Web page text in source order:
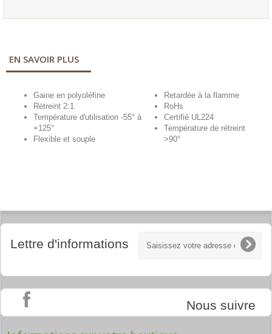
EN SAVOIR PLUS
Gaine en polyoléfine
Rétreint 2:1
Température d'utilisation -55° à
+125°
Flexible et souple
Retardée à la flamme
RoHs
Certifié UL224
Température de rétreint
>90°
Lettre d'informations
Nous suivre